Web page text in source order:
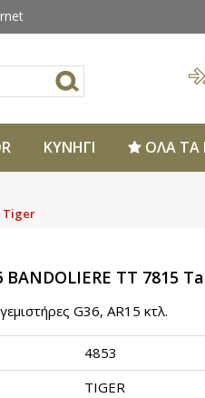
ΚΥΝΗΓΙ ΟΛΑ ΤΑ
Tiger
TT 7815
G36, AR15 κτλ.
4853
TIGER